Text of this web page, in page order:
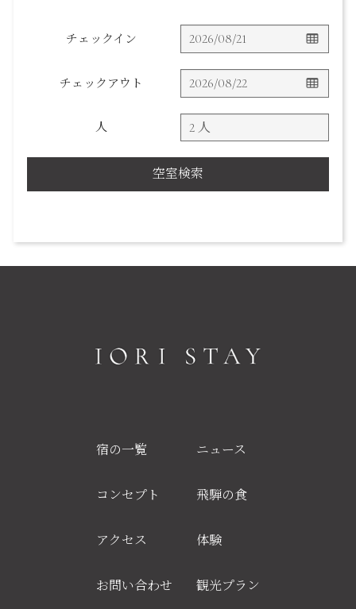
チェックイン
チェックアウト
人
空室検索
宿の一覧
コンセプト
アクセス
お問い合わせ
ニュース
飛騨の食
体験
観光プラン